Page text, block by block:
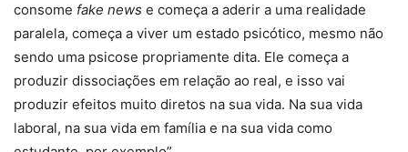
consome fake news e começa a aderir a uma realidade
paralela, começa a viver um estado psicótico, mesmo não
sendo uma psicose propriamente dita. Ele começa a
produzir dissociações em relação ao real, e isso vai
produzir efeitos muito diretos na sua vida. Na sua vida
laboral, na sua vida em família e na sua vida como